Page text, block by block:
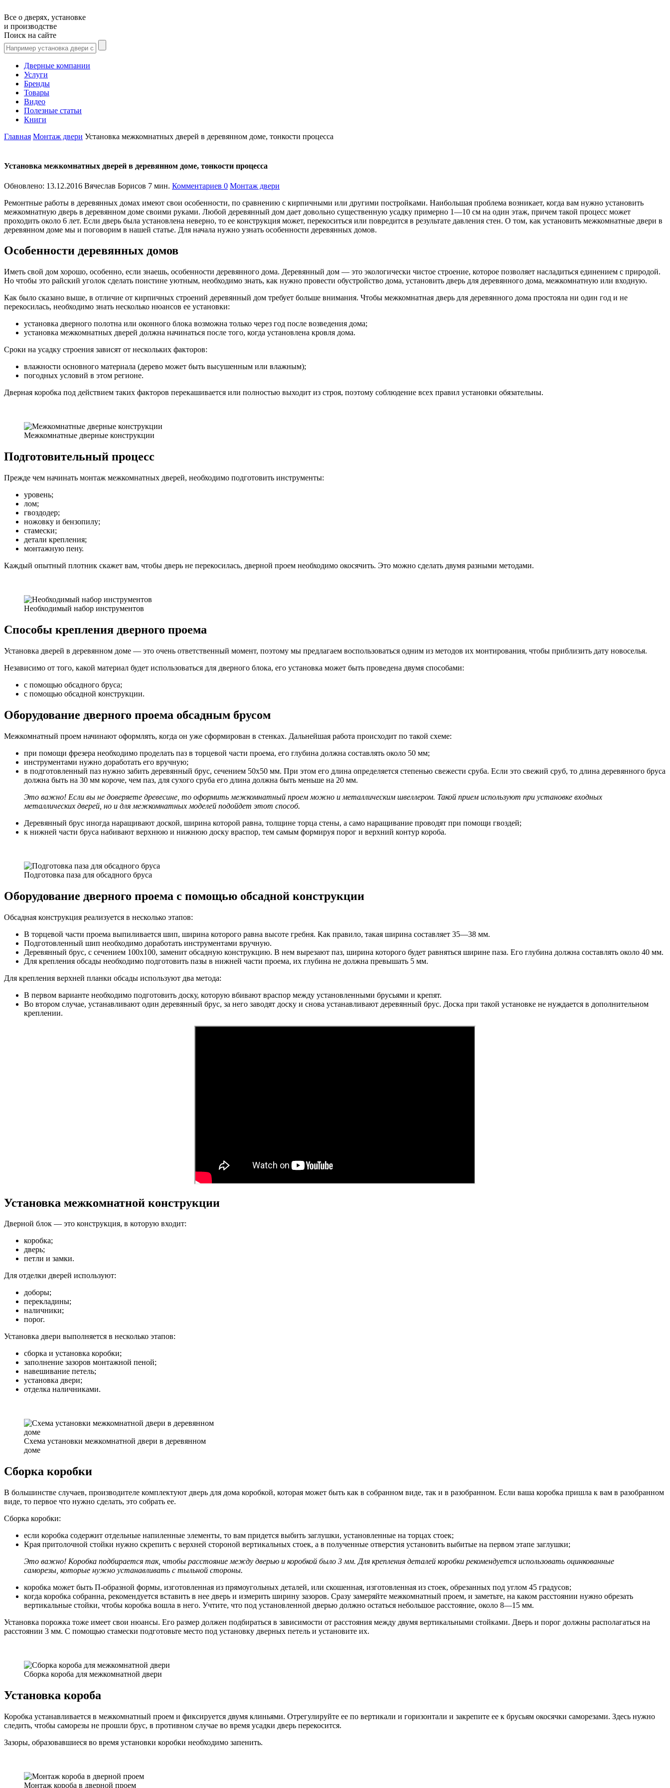
Все о дверях, установке
и производстве
Поиск на сайте
Дверные компании
Услуги
Бренды
Товары
Видео
Полезные статьи
Книги
Главная Монтаж двери Установка межкомнатных дверей в деревянном доме, тонкости процесса
Установка межкомнатных дверей в деревянном доме, тонкости процесса
Обновлено: 13.12.2016 Вячеслав Борисов 7 мин. Комментариев 0 Монтаж двери
Ремонтные работы в деревянных домах имеют свои особенности, по сравнению с кирпичными или другими постройками. Наибольшая проблема возникает, когда вам нужно установить
межкомнатную дверь в деревянном доме своими руками. Любой деревянный дом дает довольно существенную усадку примерно 1—10 см на один этаж, причем такой процесс может
проходить около 6 лет. Если дверь была установлена неверно, то ее конструкция может, перекоситься или повредится в результате давления стен. О том, как установить межкомнатные двери в
деревянном доме мы и поговорим в нашей статье. Для начала нужно узнать особенности деревянных домов.
Особенности деревянных домов
Иметь свой дом хорошо, особенно, если знаешь, особенности деревянного дома. Деревянный дом — это экологически чистое строение, которое позволяет насладиться единением с природой.
Но чтобы это райский уголок сделать поистине уютным, необходимо знать, как нужно провести обустройство дома, установить дверь для деревянного дома, межкомнатную или входную.
Как было сказано выше, в отличие от кирпичных строений деревянный дом требует больше внимания. Чтобы межкомнатная дверь для деревянного дома простояла ни один год и не
перекосилась, необходимо знать несколько нюансов ее установки:
установка дверного полотна или оконного блока возможна только через год после возведения дома;
установка межкомнатных дверей должна начинаться после того, когда установлена кровля дома.
Сроки на усадку строения зависят от нескольких факторов:
влажности основного материала (дерево может быть высушенным или влажным);
погодных условий в этом регионе.
Дверная коробка под действием таких факторов перекашивается или полностью выходит из строя, поэтому соблюдение всех правил установки обязательны.
Межкомнатные дверные конструкции
Подготовительный процесс
Прежде чем начинать монтаж межкомнатных дверей, необходимо подготовить инструменты:
уровень;
лом;
гвоздодер;
ножовку и бензопилу;
стамески;
детали крепления;
монтажную пену.
Каждый опытный плотник скажет вам, чтобы дверь не перекосилась, дверной проем необходимо окосячить. Это можно сделать двумя разными методами.
Необходимый набор инструментов
Способы крепления дверного проема
Установка дверей в деревянном доме — это очень ответственный момент, поэтому мы предлагаем воспользоваться одним из методов их монтирования, чтобы приблизить дату новоселья.
Независимо от того, какой материал будет использоваться для дверного блока, его установка может быть проведена двумя способами:
с помощью обсадного бруса;
с помощью обсадной конструкции.
Оборудование дверного проема обсадным брусом
Межкомнатный проем начинают оформлять, когда он уже сформирован в стенках. Дальнейшая работа происходит по такой схеме:
при помощи фрезера необходимо проделать паз в торцевой части проема, его глубина должна составлять около 50 мм;
инструментами нужно доработать его вручную;
в подготовленный паз нужно забить деревянный брус, сечением 50х50 мм. При этом его длина определяется степенью свежести сруба. Если это свежий сруб, то длина деревянного бруса
должна быть на 30 мм короче, чем паз, для сухого сруба его длина должна быть меньше на 20 мм.
Это важно! Если вы не доверяете древесине, то оформить межкомнатный проем можно и металлическим швеллером. Такой прием используют при установке входных
металлических дверей, но и для межкомнатных моделей подойдет этот способ.
Деревянный брус иногда наращивают доской, ширина которой равна, толщине торца стены, а само наращивание проводят при помощи гвоздей;
к нижней части бруса набивают верхнюю и нижнюю доску враспор, тем самым формируя порог и верхний контур короба.
Подготовка паза для обсадного бруса
Оборудование дверного проема с помощью обсадной конструкции
Обсадная конструкция реализуется в несколько этапов:
В торцевой части проема выпиливается шип, ширина которого равна высоте гребня. Как правило, такая ширина составляет 35—38 мм.
Подготовленный шип необходимо доработать инструментами вручную.
Деревянный брус, с сечением 100х100, заменит обсадную конструкцию. В нем вырезают паз, ширина которого будет равняться ширине паза. Его глубина должна составлять около 40 мм.
Для крепления обсады необходимо подготовить пазы в нижней части проема, их глубина не должна превышать 5 мм.
Для крепления верхней планки обсады используют два метода:
В первом варианте необходимо подготовить доску, которую вбивают враспор между установленными брусьями и крепят.
Во втором случае, устанавливают один деревянный брус, за него заводят доску и снова устанавливают деревянный брус. Доска при такой установке не нуждается в дополнительном
креплении.
Установка межкомнатной конструкции
Дверной блок — это конструкция, в которую входит:
коробка;
дверь;
петли и замки.
Для отделки дверей используют:
доборы;
перекладины;
наличники;
порог.
Установка двери выполняется в несколько этапов:
сборка и установка коробки;
заполнение зазоров монтажной пеной;
навешивание петель;
установка двери;
отделка наличниками.
Схема установки межкомнатной двери в деревянном
доме
Сборка коробки
В большинстве случаев, производителе комплектуют дверь для дома коробкой, которая может быть как в собранном виде, так и в разобранном. Если ваша коробка пришла к вам в разобранном
виде, то первое что нужно сделать, это собрать ее.
Сборка коробки:
если коробка содержит отдельные напиленные элементы, то вам придется выбить заглушки, установленные на торцах стоек;
Края притолочной стойки нужно скрепить с верхней стороной вертикальных стоек, а в полученные отверстия установить выбитые на первом этапе заглушки;
Это важно! Коробка подбирается так, чтобы расстояние между дверью и коробкой было 3 мм. Для крепления деталей коробки рекомендуется использовать оцинкованные
саморезы, которые нужно устанавливать с тыльной стороны.
коробка может быть П-образной формы, изготовленная из прямоугольных деталей, или скошенная, изготовленная из стоек, обрезанных под углом 45 градусов;
когда коробка собранна, рекомендуется вставить в нее дверь и измерить ширину зазоров. Сразу замеряйте межкомнатный проем, и заметьте, на каком расстоянии нужно обрезать
вертикальные стойки, чтобы коробка вошла в него. Учтите, что под установленной дверью должно остаться небольшое расстояние, около 8—15 мм.
Установка порожка тоже имеет свои нюансы. Его размер должен подбираться в зависимости от расстояния между двумя вертикальными стойками. Дверь и порог должны располагаться на
расстоянии 3 мм. С помощью стамески подготовьте место под установку дверных петель и установите их.
Сборка короба для межкомнатной двери
Установка короба
Коробка устанавливается в межкомнатный проем и фиксируется двумя клиньями. Отрегулируйте ее по вертикали и горизонтали и закрепите ее к брусьям окосячки саморезами. Здесь нужно
следить, чтобы саморезы не прошли брус, в противном случае во время усадки дверь перекосится.
Зазоры, образовавшиеся во время установки коробки необходимо запенить.
Монтаж короба в дверной проем